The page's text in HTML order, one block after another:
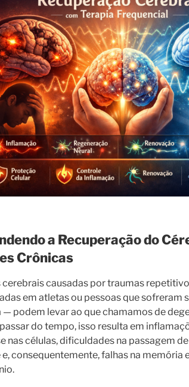
a Recuperação do
Crônicas
cerebrais causadas por traumas
em atletas ou pessoas que sofreram
— podem levar ao que chamamos de
do tempo, isso resulta em
nas células, dificuldades na passagem
e, consequentemente, falhas na memória